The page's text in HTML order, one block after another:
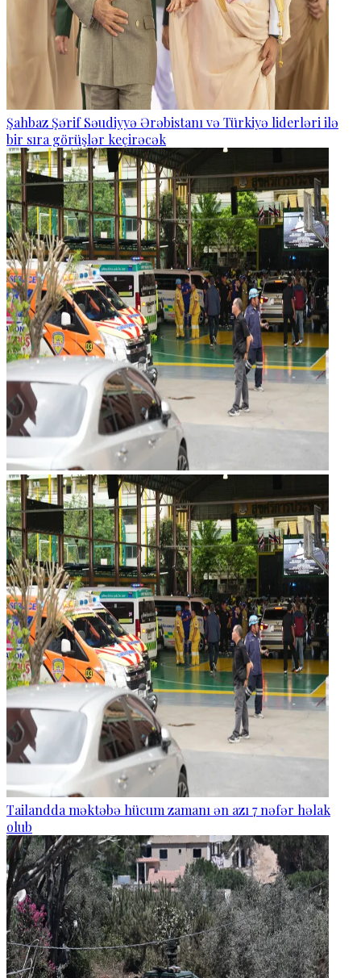
Şahbaz Şərif Səudiyyə Ərəbistanı və Türkiyə liderləri ilə
bir sıra görüşlər keçirəcək
Tailandda məktəbə hücum zamanı ən azı 7 nəfər həlak
olub